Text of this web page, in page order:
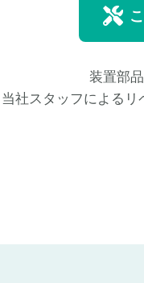
装置部
当社スタッフによるリ